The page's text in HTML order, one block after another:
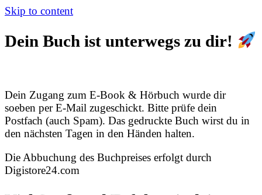
Skip to content
Dein Buch ist unterwegs zu dir!
Dein Zugang zum E-Book & Hörbuch wurde dir
soeben per E-Mail zugeschickt. Bitte prüfe dein
Postfach (auch Spam). Das gedruckte Buch wirst du in
den nächsten Tagen in den Händen halten.
Die Abbuchung des Buchpreises erfolgt durch
Digistore24.com